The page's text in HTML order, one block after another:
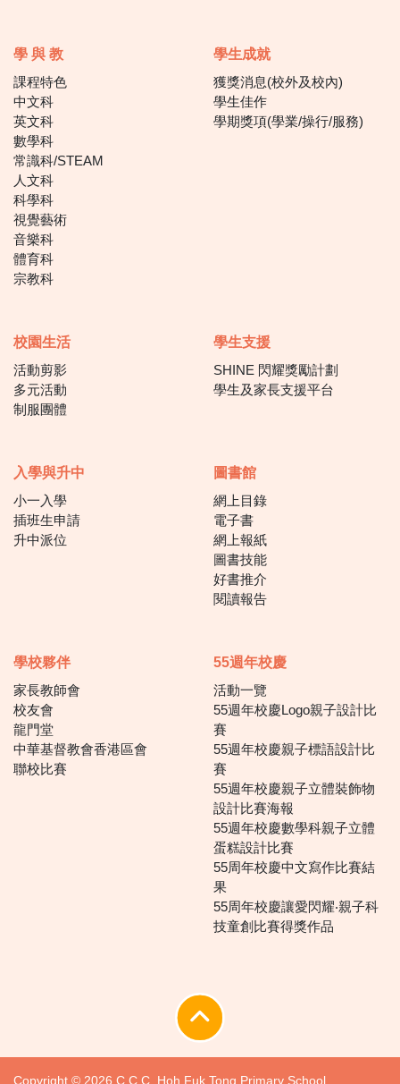
學 與 教
課程特色
中文科
英文科
數學科
常識科/STEAM
人文科
科學科
視覺藝術
音樂科
體育科
宗教科
學生成就
獲獎消息(校外及校內)
學生佳作
學期獎項(學業/操行/服務)
校園生活
活動剪影
多元活動
制服團體
學生支援
SHINE 閃耀獎勵計劃
學生及家長支援平台
入學與升中
小一入學
插班生申請
升中派位
圖書館
網上目錄
電子書
網上報紙
圖書技能
好書推介
閱讀報告
學校夥伴
家長教師會
校友會
龍門堂
中華基督教會香港區會
聯校比賽
55週年校慶
活動一覽
55週年校慶Logo親子設計比
賽
55週年校慶親子標語設計比
賽
55週年校慶親子立體裝飾物
設計比賽海報
55週年校慶數學科親子立體
蛋糕設計比賽
55周年校慶中文寫作比賽結
果
55周年校慶讓愛閃耀‧親子科
技童創比賽得獎作品
Copyright © 2026 C.C.C. Hoh Fuk Tong Primary School.